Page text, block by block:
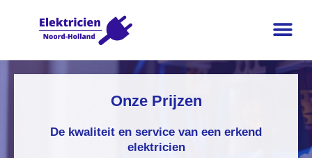
Onze Prijzen
De kwaliteit en service van een erkend
elektricien